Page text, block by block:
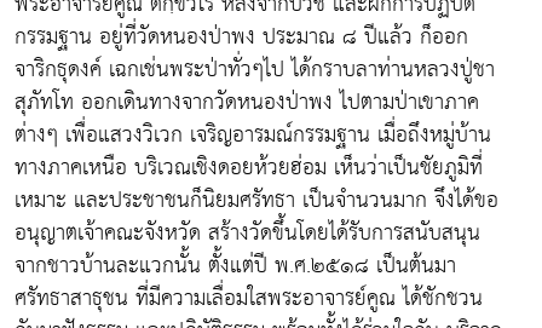
กรรมฐาน อยู่ที่วัดหนองป่าพง ประมาณ ๘ ปีแล้ว ก็ออก
จาริกธุดงค์ เฉกเช่นพระป่าทั่วๆไป ได้กราบลาท่านหลวงปู่ชา
สุภัทโท ออกเดินทางจากวัดหนองป่าพง ไปตามป่าเขาภาค
ต่างๆ เพื่อแสวงวิเวก เจริญอารมณ์กรรมฐาน เมื่อถึงหมู่บ้าน
ทางภาคเหนือ บริเวณเชิงดอยห้วยฮ่อม เห็นว่าเป็นชัยภูมิที่
เหมาะ และประชาชนก็นิยมศรัทธา เป็นจำนวนมาก จึงได้ขอ
อนุญาตเจ้าคณะจังหวัด สร้างวัดขึ้นโดยได้รับการสนับสนุน
จากชาวบ้านละแวกนั้น ตั้งแต่ปี พ.ศ.๒๕๑๘ เป็นต้นมา
ศรัทธาสาธุชน ที่มีความเลื่อมใสพระอาจารย์คูณ ได้ชักชวน